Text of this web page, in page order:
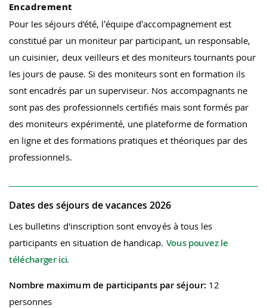
Encadrement
Pour les séjours d'été, l’équipe d’accompagnement est
constitué par un moniteur par participant, un responsable,
un cuisinier, deux veilleurs et des moniteurs tournants pour
les jours de pause. Si des moniteurs sont en formation ils
sont encadrés par un superviseur. Nos accompagnants ne
sont pas des professionnels certifiés mais sont formés par
des moniteurs expérimenté, une plateforme de formation
en ligne et des formations pratiques et théoriques par des
professionnels.
Dates des séjours de vacances 2026
Les bulletins d'inscription sont envoyés à tous les
participants en situation de handicap. Vous pouvez le
télécharger ici.
Nombre maximum de participants par séjour: 12
personnes